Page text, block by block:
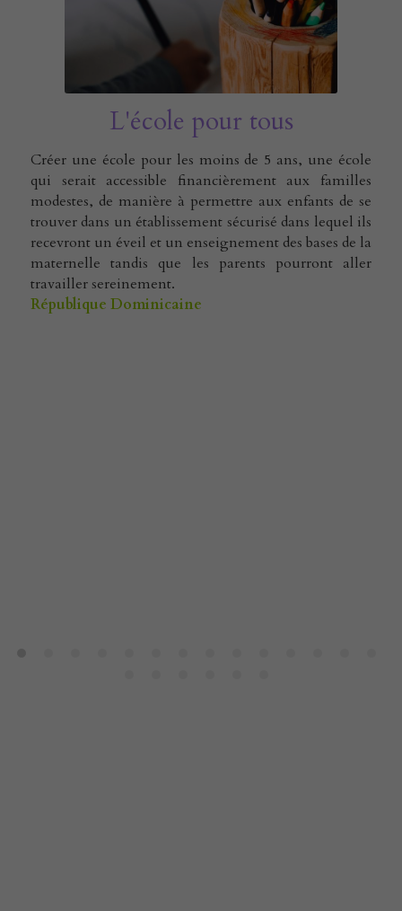
L'école pour tous
Créer une école pour les moins de 5 ans, une école
qui serait accessible financièrement aux familles
modestes, de manière à permettre aux enfants de se
trouver dans un établissement sécurisé dans lequel ils
recevront un éveil et un enseignement des bases de la
maternelle tandis que les parents pourront aller
travailler sereinement.
République Dominicaine